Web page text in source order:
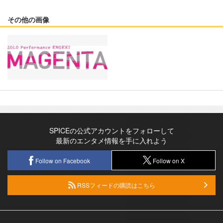
その他の画像
SPICEの公式アカウントをフォローして
最新のエンタメ情報を手に入れよう
Follow on Facebook Follow on X
RSSフィードの購読はこちら